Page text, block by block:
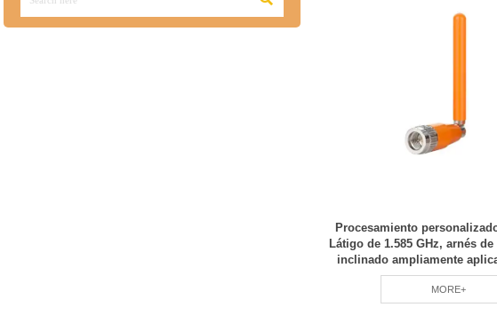
Procesamiento
Látigo de 1.585 GHz, arnés
inclinado ampliamente
protección ambiental
MORE+